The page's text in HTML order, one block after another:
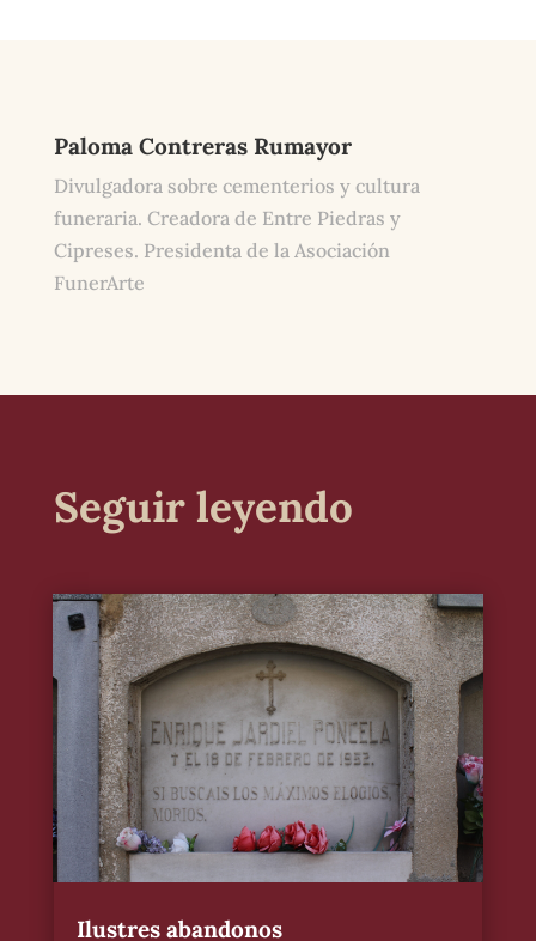
Paloma Contreras Rumayor
Divulgadora sobre cementerios y cultura
funeraria. Creadora de Entre Piedras y
Cipreses. Presidenta de la Asociación
FunerArte
Seguir leyendo
Ilustres abandonos